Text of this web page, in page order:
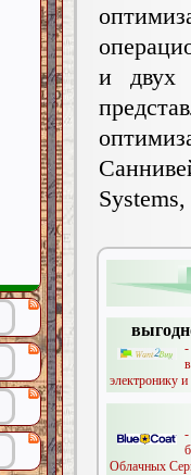
электронику
-
Облачных
и двух